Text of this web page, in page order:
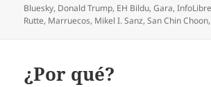
el
Bluesky, Donald Trump, EH Bildu,Gara,InfoLibre
Rutte, Marruecos, Mikel I. Sanz,San Chin Choon
¿Por qué?